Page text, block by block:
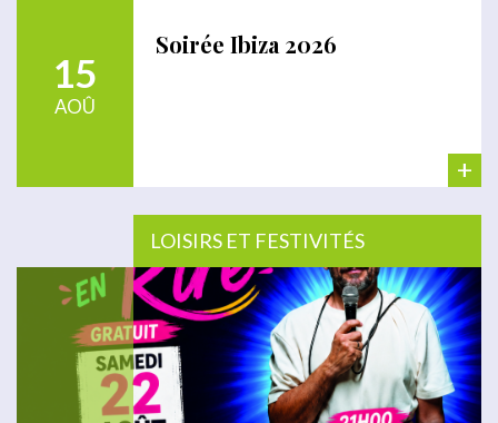
15
AOÛ
Soirée Ibiza 2026
+
LOISIRS ET FESTIVITÉS